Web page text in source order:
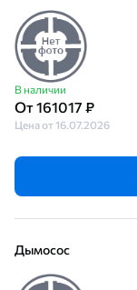
В наличии
От 161017 ₽
Цена от 16.07.2026
Дымосос